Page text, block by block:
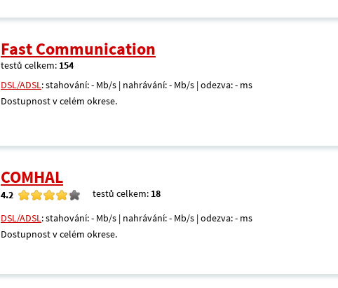
Fast Communication
testů celkem: 154
DSL/ADSL: stahování: - Mb/s | nahrávání: - Mb/s | odezva: - ms
Dostupnost v celém okrese.
COMHAL
4.2 testů celkem: 18
DSL/ADSL: stahování: - Mb/s | nahrávání: - Mb/s | odezva: - ms
Dostupnost v celém okrese.